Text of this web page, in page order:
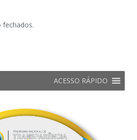
fechados.
ACESSO RÁPIDO